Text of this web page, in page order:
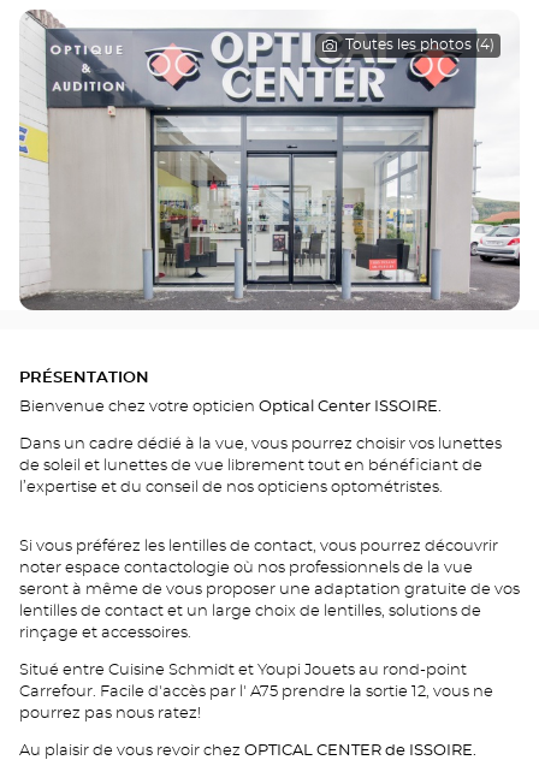
Toutes les photos (4)
PRÉSENTATION
Bienvenue chez votre opticien Optical Center ISSOIRE.
Dans un cadre dédié à la vue, vous pourrez choisir vos lunettes
de soleil et lunettes de vue librement tout en bénéficiant de
l’expertise et du conseil de nos opticiens optométristes.
Si vous préférez les lentilles de contact, vous pourrez découvrir
noter espace contactologie où nos professionnels de la vue
seront à même de vous proposer une adaptation gratuite de vos
lentilles de contact et un large choix de lentilles, solutions de
rinçage et accessoires.
Situé entre Cuisine Schmidt et Youpi Jouets au rond-point
Carrefour. Facile d'accès par l' A75 prendre la sortie 12, vous ne
pourrez pas nous ratez!
Au plaisir de vous revoir chez OPTICAL CENTER de ISSOIRE.